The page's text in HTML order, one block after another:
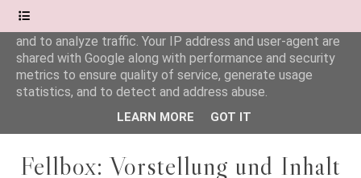
Wonderful.Moments
Fellbox: Vorstellung und Inhalt
This site uses cookies from Google to deliver its services
and to analyze traffic. Your IP address and user-agent are
shared with Google along with performance and security
metrics to ensure quality of service, generate usage
statistics, and to detect and address abuse.
LEARN MORE GOT IT